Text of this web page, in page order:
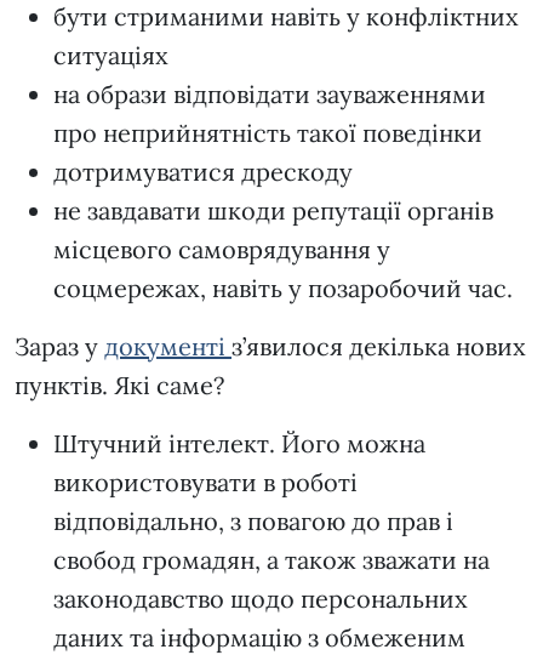
бути стриманими навіть у конфліктних
ситуаціях
на образи відповідати зауваженнями
про неприйнятність такої поведінки
дотримуватися дрескоду
не завдавати шкоди репутації органів
місцевого самоврядування у
соцмережах, навіть у позаробочий час.
Зараз у документі з’явилося декілька нових
пунктів. Які саме?
Штучний інтелект. Його можна
використовувати в роботі
відповідально, з повагою до прав і
свобод громадян, а також зважати на
законодавство щодо персональних
даних та інформацію з обмеженим